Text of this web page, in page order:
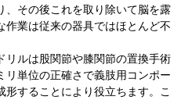
、その後これを取り除いて脳を露
作業は従来の器具ではほとんど不
リルは股関節や膝関節の置換手術
リ単位の正確さで義肢用コンポー
することにより役立ちます。こ